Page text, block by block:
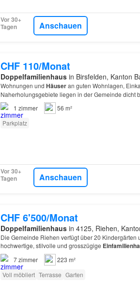
Vor 30+
Tagen
Anschauen
CHF 110/Monat
Doppelfamilienhausin Birsfelden, Kanton
Wohnungen und Häuseran guten Wohnlagen,
Naherholungsgebiete liegen in der Gemeinde dicht
1 zimmer
56 m²
Parkplatz
Vor 30+
Tagen
Anschauen
CHF 6'500/Monat
Doppelfamilienhausin 4125, Riehen,
Die Gemeinde Riehen verfügt über 20 Kindergärten
hochwertige, stilvolle und grosszügige
Das
Einfamilienhaus
7zimmer
223 m²
Voll möbliert Terrasse Garten